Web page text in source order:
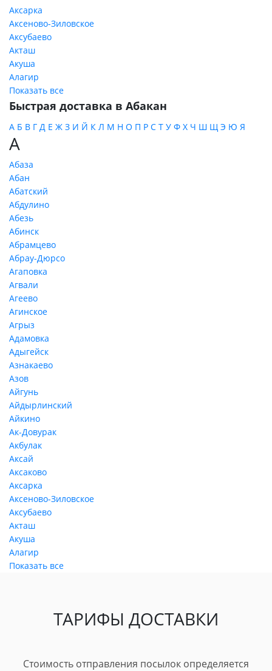
Аксарка
Аксеново-Зиловское
Аксубаево
Акташ
Акуша
Алагир
Показать все
Быстрая доставка в Абакан
А Б В Г Д Е Ж З И Й К Л М Н О П Р С Т У Ф Х Ч Ш Щ Э Ю Я
А
Абаза
Абан
Абатский
Абдулино
Абезь
Абинск
Абрамцево
Абрау-Дюрсо
Агаповка
Агвали
Агеево
Агинское
Агрыз
Адамовка
Адыгейск
Азнакаево
Азов
Айгунь
Айдырлинский
Айкино
Ак-Довурак
Акбулак
Аксай
Аксаково
Аксарка
Аксеново-Зиловское
Аксубаево
Акташ
Акуша
Алагир
Показать все
ТАРИФЫ ДОСТАВКИ
Стоимость отправления посылок определяется